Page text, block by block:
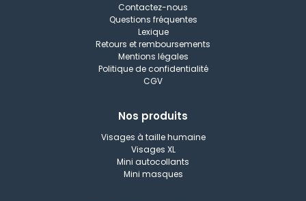
Contactez-nous
Questions fréquentes
Lexique
Retours et remboursements
Mentions légales
Politique de confidentialité
CGV
Nos produits
Visages à taille humaine
Visages XL
Mini autocollants
Mini masques